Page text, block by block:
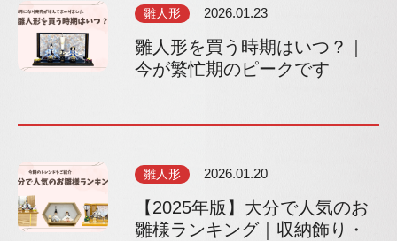
雛人形 2026.01.23
雛人形を買う時期はいつ？｜
今が繁忙期のピークです
雛人形 2026.01.20
【2025年版】大分で人気のお
雛様ランキング｜収納飾り・